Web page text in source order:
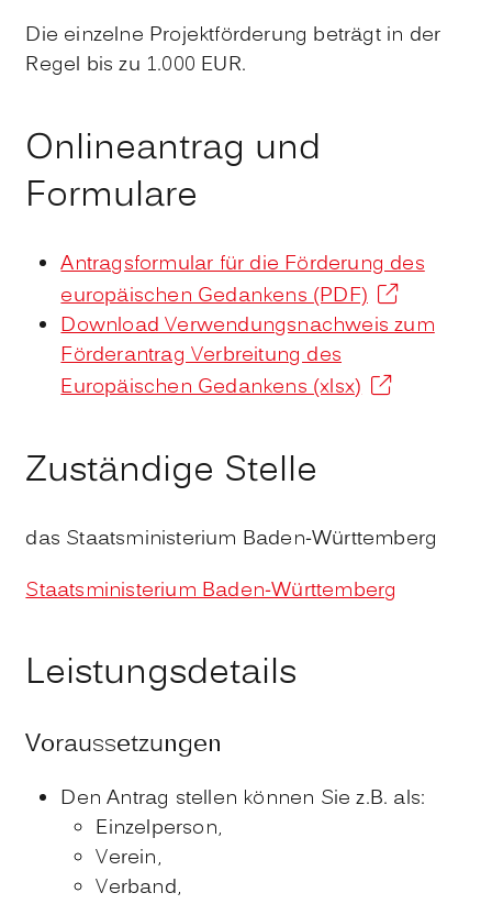
Die einzelne Projektförderung beträgt in der
Regel bis zu 1.000 EUR.
Onlineantrag und
Formulare
Antragsformular für die Förderung des
europäischen Gedankens (PDF)
Download Verwendungsnachweis zum
Förderantrag Verbreitung des
Europäischen Gedankens (xlsx)
Zuständige Stelle
das Staatsministerium Baden-Württemberg
Staatsministerium Baden-Württemberg
Leistungsdetails
Voraussetzungen
Den Antrag stellen können Sie z.B. als:
Einzelperson,
Verein,
Verband,